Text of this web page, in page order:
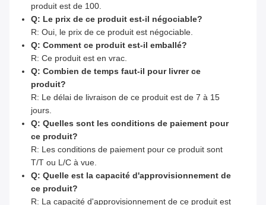
produit est de 100.
Q: Le prix de ce produit est-il négociable?
R: Oui, le prix de ce produit est négociable.
Q: Comment ce produit est-il emballé?
R: Ce produit est en vrac.
Q: Combien de temps faut-il pour livrer ce
produit?
R: Le délai de livraison de ce produit est de 7 à 15
jours.
Q: Quelles sont les conditions de paiement pour
ce produit?
R: Les conditions de paiement pour ce produit sont
T/T ou L/C à vue.
Q: Quelle est la capacité d'approvisionnement de
ce produit?
R: La capacité d'approvisionnement de ce produit est